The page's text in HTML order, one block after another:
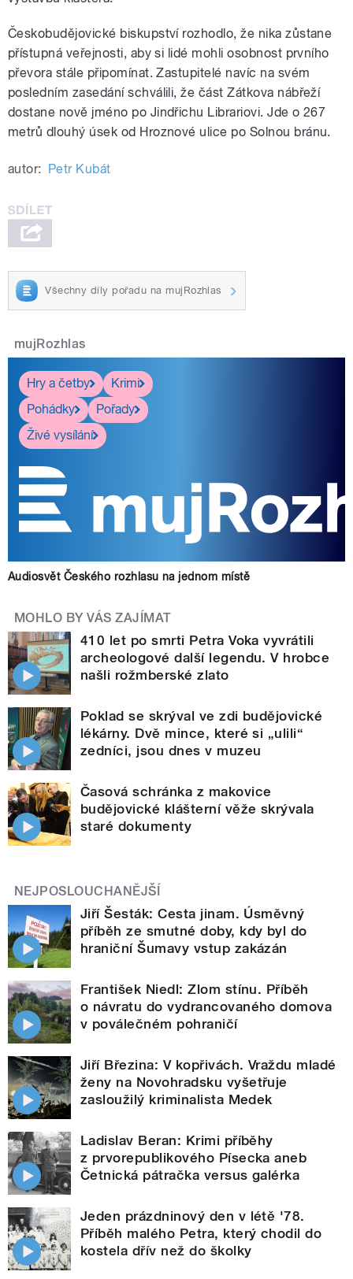
Českobudějovické biskupství rozhodlo, že nika zůstane
přístupná veřejnosti, aby si lidé mohli osobnost prvního
převora stále připomínat. Zastupitelé navíc na svém
posledním zasedání schválili, že část Zátkova nábřeží
dostane nově jméno po Jindřichu Librariovi. Jde o 267
metrů dlouhý úsek od Hroznové ulice po Solnou bránu.
autor: Petr Kubát
Všechny díly pořadu na mujRozhlas
mujRozhlas
Hry a četby
Krimi
Pohádky
Pořady
Živé vysílání
Audiosvět Českého rozhlasu na jednom místě
MOHLO BY VÁS ZAJÍMAT
410 let po smrti Petra Voka vyvrátili
archeologové další legendu. V hrobce
našli rožmberské zlato
Poklad se skrýval ve zdi budějovické
lékárny. Dvě mince, které si „ulili“
zedníci, jsou dnes v muzeu
Časová schránka z makovice
budějovické klášterní věže skrývala
staré dokumenty
NEJPOSLOUCHANĚJŠÍ
Jiří Šesták: Cesta jinam. Úsměvný
příběh ze smutné doby, kdy byl do
hraniční Šumavy vstup zakázán
František Niedl: Zlom stínu. Příběh
o návratu do vydrancovaného domova
v poválečném pohraničí
Jiří Březina: V kopřivách. Vraždu mladé
ženy na Novohradsku vyšetřuje
zasloužilý kriminalista Medek
Ladislav Beran: Krimi příběhy
z prvorepublikového Písecka aneb
Četnická pátračka versus galérka
Jeden prázdninový den v létě '78.
Příběh malého Petra, který chodil do
kostela dřív než do školky